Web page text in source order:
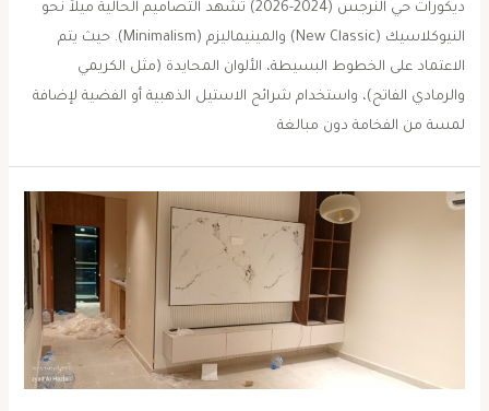
ديكورات حي النرجس (2024-2026) ​تشهد التصاميم الحالية ميلاً نحو
النيوكلاسيك (New Classic) والمينيماليزم (Minimalism). حيث يتم
الاعتماد على الخطوط البسيطة، الألوان المحايدة (مثل الكريمي
والرمادي الفاتح)، واستخدام شرائح الاستيل الذهبية أو الفضية لإضافة
لمسة من الفخامة دون مبالغة